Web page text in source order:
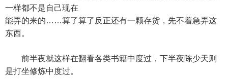
一样都不是自己现在
能弄的来的……算了算了反正还有一颗存货，先不着急弄这
东西。
前半夜就这样在翻看各类书籍中度过，下半夜陈少天则
是打坐修炼中度过。